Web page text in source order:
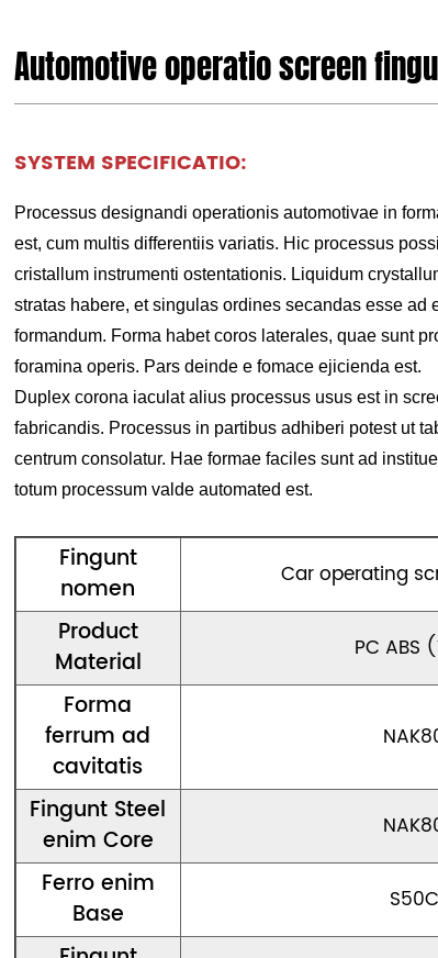
Automotive operatio screen
SYSTEM SPECIFICATIO:
Processus designandi operationis automotivae in
est, cum multis differentiis variatis. Hic processus
cristallum instrumenti ostentationis. Liquidum
stratas habere, et singulas ordines secandas esse ad
formandum. Forma habet coros laterales, quae sunt
foramina operis. Pars deinde e fomace ejicienda est.
Duplex corona iaculat alius processus usus est in
fabricandis. Processus in partibus adhiberi potest ut
centrum consolatur. Hae formae faciles sunt ad
totum processum valde automated est.
Fingunt
nomen
Car operating
Product
Material
PC ABS
Forma
ferrum ad
cavitatis
Fingunt Steel
enim Core
Ferro enim
Base
S50C